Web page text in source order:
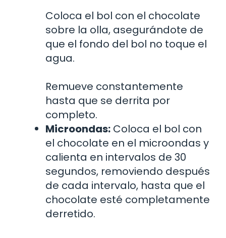
Coloca el bol con el chocolate
sobre la olla, asegurándote de
que el fondo del bol no toque el
agua.
Remueve constantemente
hasta que se derrita por
completo.
Microondas: Coloca el bol con
el chocolate en el microondas y
calienta en intervalos de 30
segundos, removiendo después
de cada intervalo, hasta que el
chocolate esté completamente
derretido.